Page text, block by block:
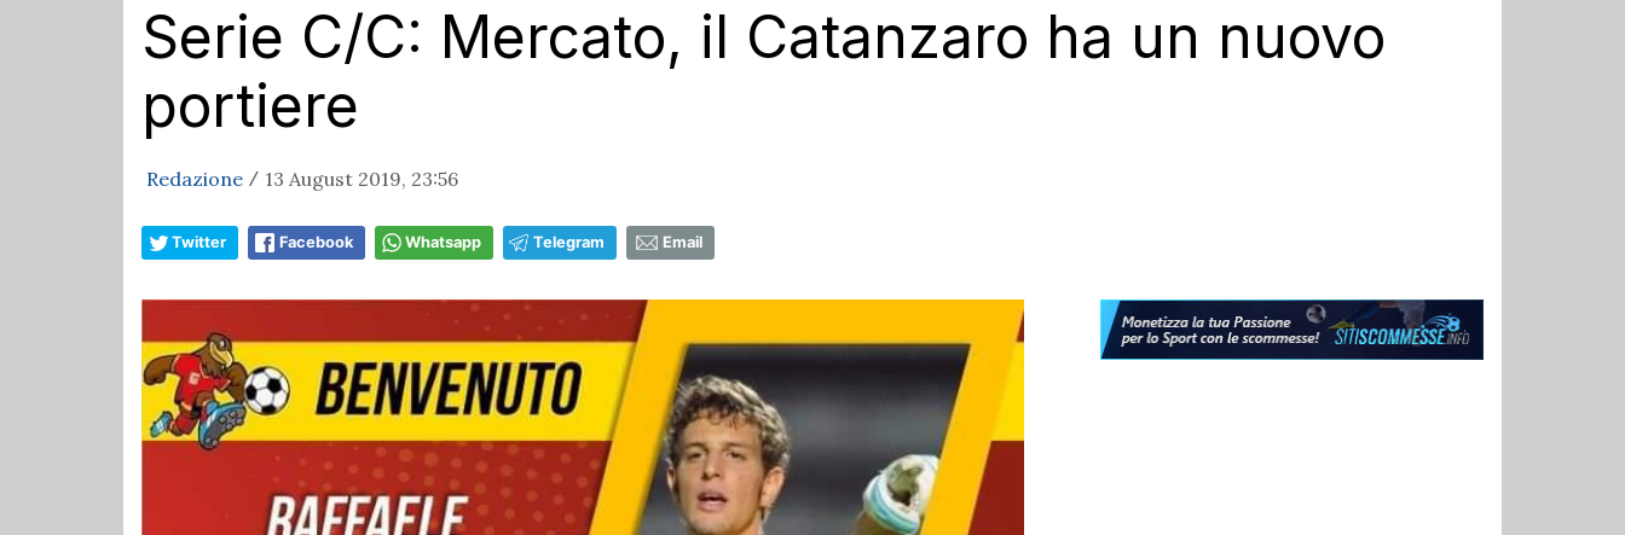
Serie C/C: Mercato, il Catanzaro ha un nuovo
portiere
Redazione / 13 August 2019, 23:56
Twitter Facebook Whatsapp Telegram Email